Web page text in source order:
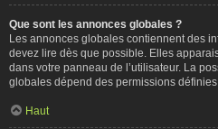
Que sont les annonces globales ?
Les annonces globales contiennent des
devez lire dès que possible. Elles
dans votre panneau de l’utilisateur. La
globales dépend des permissions définies
Haut